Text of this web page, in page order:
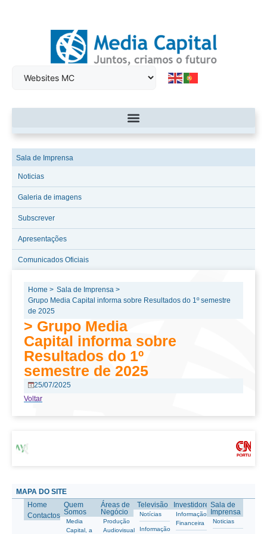
Sala de Imprensa
Noticias
Galeria de imagens
Subscrever
Apresentações
Comunicados Oficiais
Home > Sala de Imprensa >
Grupo Media Capital informa sobre Resultados do 1º semestre
de 2025
> Grupo Media
Capital informa sobre
Resultados do 1º
semestre de 2025
25/07/2025
Voltar
MAPA DO SITE
Home
Contactos
Quem
Somos
Media
Capital, a
Áreas de
Negócio
Produção
Audiovisual
Televisão
Notícias
Informação
Investidores
Informação
Financeira
Sala de
Imprensa
Noticias